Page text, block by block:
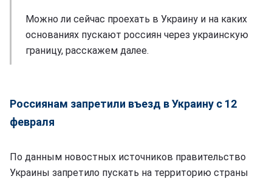
Можно ли сейчас проехать в Украину и на каких
основаниях пускают россиян через украинскую
границу, расскажем далее.
Россиянам запретили въезд в Украину с 12
февраля
По данным новостных источников правительство
Украины запретило пускать на территорию страны